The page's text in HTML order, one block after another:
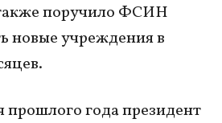
поручило ФСИН
новые учреждения в
прошлого года президент